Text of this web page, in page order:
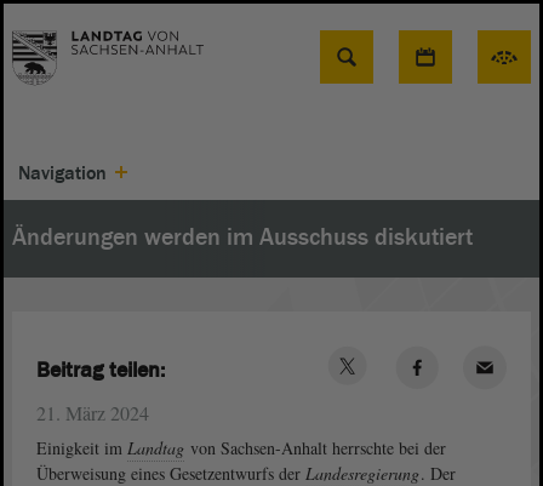
Suche
Navigation
Änderungen werden im Ausschuss diskutiert
21. März 2024
Einigkeit im Landtag von Sachsen-Anhalt herrschte bei der
Überweisung eines Gesetzentwurfs der Landesregierung. Der
Beitrag teilen: